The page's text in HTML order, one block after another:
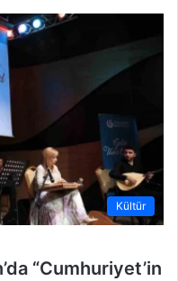
Kültür
“Cumhuriyet’in